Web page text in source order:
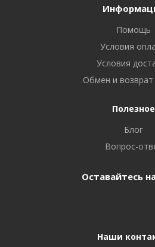
Помощь
Условия
Условия
Обмен и возврат
Полезное
Блог
Вопрос-
Оставайтесь
Наши